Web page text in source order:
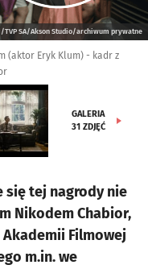
TVP SA/Akson Studio/archiwum prywatne
(aktor Eryk Klum) - kadr z
GALERIA
31 ZDJĘĆ
się tej nagrody nie
Nikodem Chabior,
Filmowej
m.in. we